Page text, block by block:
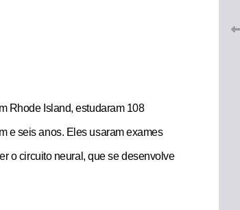
Rhode Island, estudaram 108
e seis anos. Eles usaram exames
o circuito neural, que se desenvolve